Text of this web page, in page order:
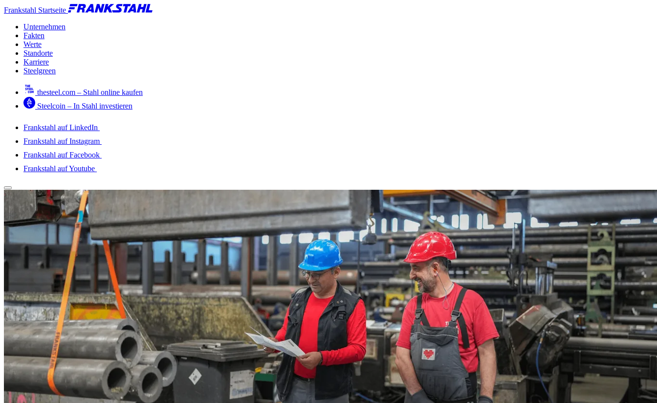
Frankstahl Startseite
Unternehmen
Fakten
Werte
Standorte
Karriere
Steelgreen
thesteel.com – Stahl online kaufen
Steelcoin – In Stahl investieren
Frankstahl auf LinkedIn
Frankstahl auf Instagram
Frankstahl auf Facebook
Frankstahl auf Youtube